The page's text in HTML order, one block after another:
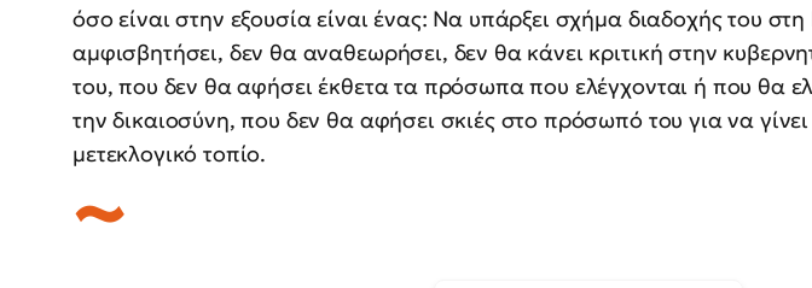
όσο είναι στην εξουσία είναι ένας: Να υπάρξει σχήμα διαδοχής του
αμφισβητήσει, δεν θα αναθεωρήσει, δεν θα κάνει κριτική στην
του, που δεν θα αφήσει έκθετα τα πρόσωπα που ελέγχονται ή που θα
την δικαιοσύνη, που δεν θα αφήσει σκιές στο πρόσωπό του για να
μετεκλογικό τοπίο.